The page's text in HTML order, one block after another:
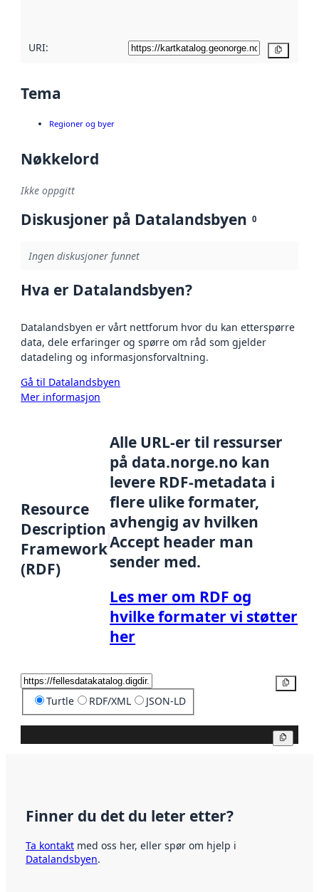
URI:
Tema
Regioner og byer
Nøkkelord
Ikke oppgitt
Diskusjoner på Datalandsbyen 0
Ingen diskusjoner funnet
Hva er Datalandsbyen?
Datalandsbyen er vårt nettforum hvor du kan etterspørre
data, dele erfaringer og spørre om råd som gjelder
datadeling og informasjonsforvaltning.
Gå til Datalandsbyen
Mer informasjon
Resource
Description
Framework
(RDF)
Alle URL-er til ressurser
på data.norge.no kan
levere RDF-metadata i
flere ulike formater,
avhengig av hvilken
Accept header man
sender med.
Les mer om RDF og
hvilke formater vi støtter
her
Turtle RDF/XML JSON-LD
Finner du det du leter etter?
Ta kontakt med oss her, eller spør om hjelp i
Datalandsbyen.